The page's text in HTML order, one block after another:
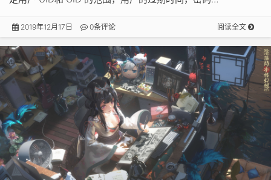
2019年12月17日 0条评论 阅读全文